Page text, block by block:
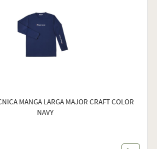
MANGA LARGA MAJOR CRAFT COLOR
NAVY